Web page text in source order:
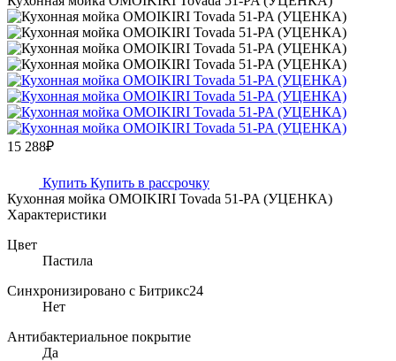
15 288₽
Купить Купить в рассрочку
Кухонная мойка OMOIKIRI Tovada 51-PA (УЦЕНКА)
Характеристики
Цвет
Пастила
Синхронизировано с Битрикс24
Нет
Антибактериальное покрытие
Да